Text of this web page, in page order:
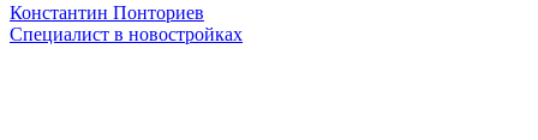
Константин Понториев
Специалист в новостройках